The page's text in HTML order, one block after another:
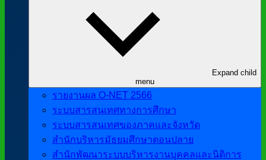
Expand child
menu
รายงานผล O-NET 2566
ระบบสารสนเทศทางการศึกษา
ระบบสารสนเทศของภาคและจังหวัด
สำนักบริหารมัธยมศึกษาตอนปลาย
สำนักพัฒนาระบบบริหารงานบุคคลและนิติการ